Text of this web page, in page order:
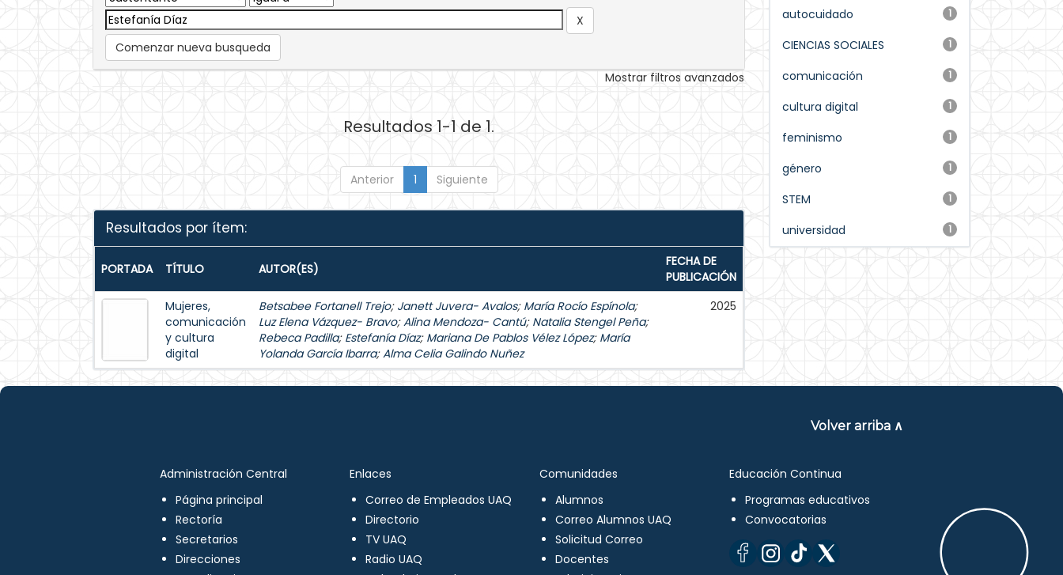
Comenzar nueva busqueda
Mostrar filtros avanzados
Resultados 1-1 de 1.
Anterior 1 Siguiente
Resultados por ítem:
PORTADA TÍTULO AUTOR(ES)
FECHA DE
PUBLICACIÓN
Mujeres,
comunicación
y cultura
digital
Betsabee Fortanell Trejo; Janett Juvera- Avalos; María Rocío Espínola;
Luz Elena Vázquez- Bravo;Alina Mendoza- Cantú; Natalia Stengel Peña;
Rebeca Padilla; Estefanía Díaz; Mariana De Pablos Vélez López; María
Yolanda García Ibarra;Alma Celia Galindo Nuñez
2025
1
autocuidado
1
CIENCIAS SOCIALES
1
comunicación
1
cultura digital
1
feminismo
1
género
1
STEM
1
universidad
Volver arriba ∧
Administración Central
Página principal
Rectoría
Secretarios
Direcciones
Enlaces
Correo de Empleados UAQ
Directorio
TV UAQ
Radio UAQ
Comunidades
Alumnos
Correo Alumnos UAQ
Solicitud Correo
Docentes
Educación Continua
Programas educativos
Convocatorias